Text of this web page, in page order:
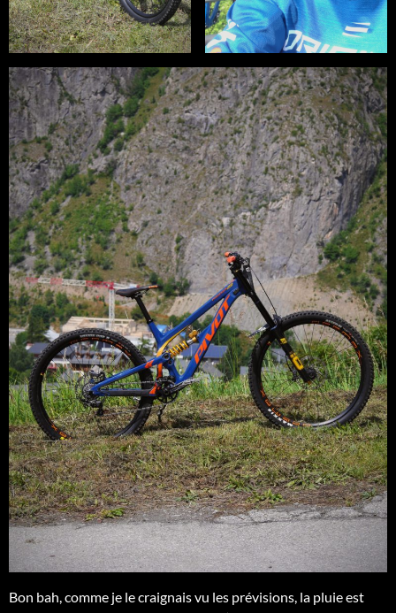
Bon bah, comme je le craignais vu les prévisions, la pluie est